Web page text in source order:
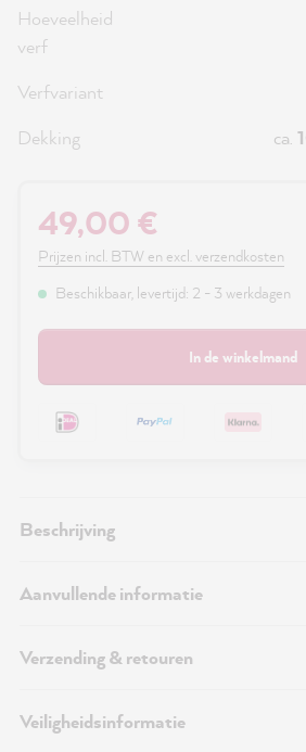
Hoeveelheid
verf
Verfvariant
Dekking
ca.
49,00 €
Prijzen incl. BTW en excl. verzendkosten
Beschikbaar, levertijd: 2 - 3 werkdagen
In de winkelmand
Beschrijving
Aanvullende informatie
Verzending & retouren
Veiligheidsinformatie